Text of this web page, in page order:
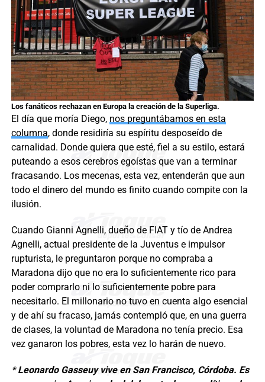
Los fanáticos rechazan en Europa la creación de la Superliga.
El día que moría Diego, nos preguntábamos en esta
columna, donde residiría su espíritu desposeído de
carnalidad. Donde quiera que esté, fiel a su estilo, estará
puteando a esos cerebros egoístas que van a terminar
fracasando. Los mecenas, esta vez, entenderán que aun
todo el dinero del mundo es finito cuando compite con la
ilusión.
Cuando Gianni Agnelli, dueño de FIAT y tío de Andrea
Agnelli, actual presidente de la Juventus e impulsor
rupturista, le preguntaron porque no compraba a
Maradona dijo que no era lo suficientemente rico para
poder comprarlo ni lo suficientemente pobre para
necesitarlo. El millonario no tuvo en cuenta algo esencial
y de ahí su fracaso, jamás contempló que, en una guerra
de clases, la voluntad de Maradona no tenía precio. Esa
vez ganaron los pobres, esta vez lo harán de nuevo.
* Leonardo Gasseuy vive en San Francisco, Córdoba. Es